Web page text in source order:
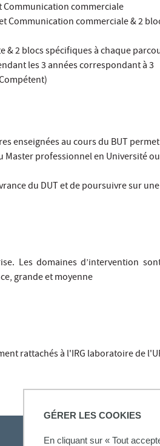
GÉRER LES COOKIES
En cliquant sur « Tout
Communication commerciale
Communication commerciale & 2
& 2 blocs spécifiques à chaque
les 3 années correspondant à 3
enseignées au cours du BUT
professionnel en Université
du DUT et de poursuivre sur une
Les domaines d’intervention
grande et moyenne
rattachés à l'IRG laboratoire de